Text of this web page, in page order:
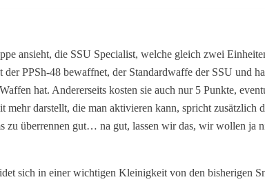
ansieht, die SSU Specialist, welche gleich zwei
PPSh-48 bewaffnet, der Standardwaffe der SSU
hat. Andererseits kosten sie auch nur 5 Punkte,
mehr darstellt, die man aktivieren kann, spricht
zu überrennen gut… na gut, lassen wir das, wir wollen
sich in einer wichtigen Kleinigkeit von den bisherigen